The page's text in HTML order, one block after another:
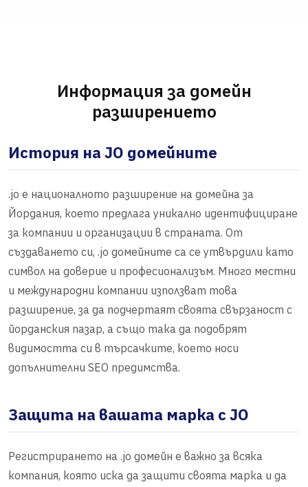
Информация за домейн
разширението
История на JO домейните
.jo е националното разширение на домейна за
Йордания, което предлага уникално идентифициране
за компании и организации в страната. От
създаването си, .jo домейните са се утвърдили като
символ на доверие и професионализъм. Много местни
и международни компании използват това
разширение, за да подчертаят своята свързаност с
йорданския пазар, а също така да подобрят
видимостта си в търсачките, което носи
допълнителни SEO предимства.
Защита на вашата марка с JO
Регистрирането на .jo домейн е важно за всяка
компания, която иска да защити своята марка и да